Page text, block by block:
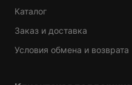
Каталог
Заказ и доставка
Условия обмена и возврата